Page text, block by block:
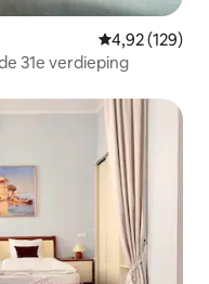
Gemiddelde
4,92 (129)
31e verdieping